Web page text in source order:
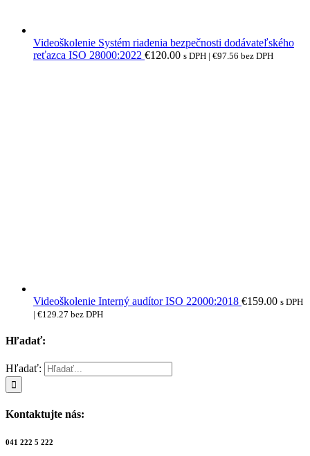
Videoškolenie Systém riadenia bezpečnosti dodávateľského
reťazca ISO 28000:2022 €120.00 s DPH | €97.56 bez DPH
Videoškolenie Interný audítor ISO 22000:2018 €159.00 s DPH
| €129.27 bez DPH
Hľadať:
Hľadať:
Kontaktujte nás:
041 222 5 222